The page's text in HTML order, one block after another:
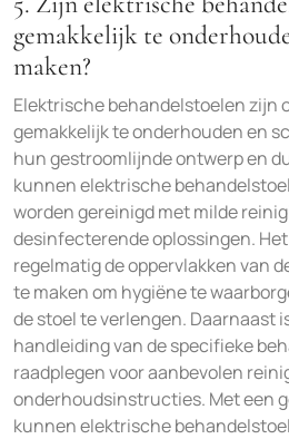
gemakkelijk te
maken?
Elektrische behandelstoelen zijn
gemakkelijk te onderhouden en
hun gestroomlijnde ontwerp en
kunnen elektrische
worden gereinigd met milde
desinfecterende oplossingen.
regelmatig de oppervlakken van
te maken om hygiëne te
de stoel te verlengen. Daarnaast
handleiding van de specifieke
raadplegen voor aanbevolen
onderhoudsinstructies. Met een
kunnen elektrische